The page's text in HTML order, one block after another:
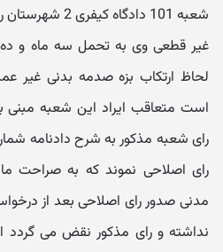
شعبه 101
غیر قطعی وی به تحمل سه ماه و
لحاظ ارتکاب بزه صدمه بدنی غیر
است متعاقب ایراد این شعبه مبنی
مدنی صدور رای اصلاحی بعد از
نداشته و رای مذکور نقض می گردد